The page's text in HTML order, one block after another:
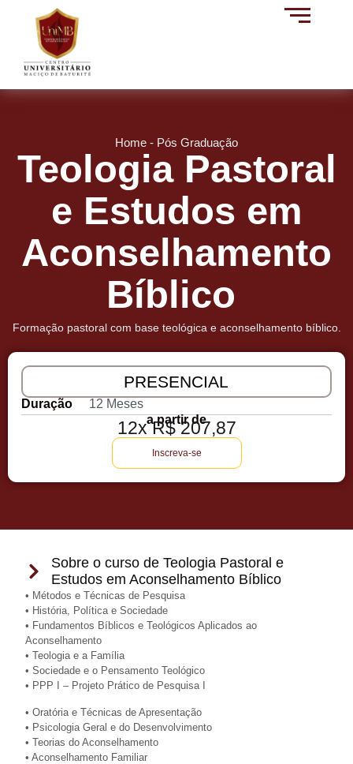
Home - Pós Graduação
Teologia Pastoral
e Estudos em
Aconselhamento
Bíblico
Formação pastoral com base teológica e aconselhamento bíblico.
PRESENCIAL
Duração
12 Meses
a partir de
12x R$ 207,87
Inscreva-se
Sobre o curso de Teologia Pastoral e
Estudos em Aconselhamento Bíblico
• Métodos e Técnicas de Pesquisa
• História, Política e Sociedade
• Fundamentos Bíblicos e Teológicos Aplicados ao
Aconselhamento
• Teologia e a Família
• Sociedade e o Pensamento Teológico
• PPP I – Projeto Prático de Pesquisa I
• Oratória e Técnicas de Apresentação
• Psicologia Geral e do Desenvolvimento
• Teorias do Aconselhamento
• Aconselhamento Familiar